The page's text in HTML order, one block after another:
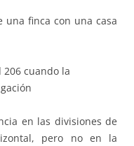
finca con una casa
cuando la
en las divisiones de
pero no en la